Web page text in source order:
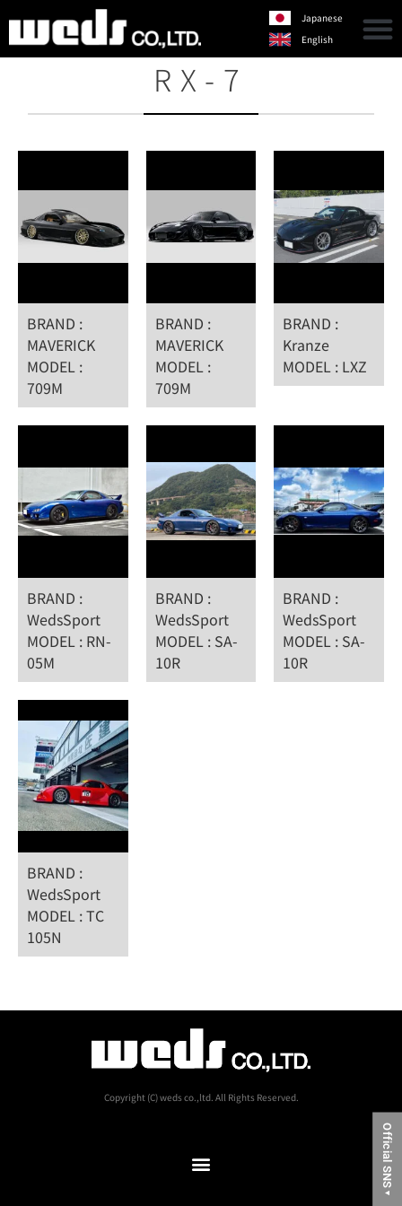
Official SNS
▼
Japanese
English
RX-7
BRAND :
MAVERICK
MODEL :
709M
BRAND :
MAVERICK
MODEL :
709M
BRAND :
Kranze
MODEL : LXZ
BRAND :
WedsSport
MODEL : RN-
05M
BRAND :
WedsSport
MODEL : SA-
10R
BRAND :
WedsSport
MODEL : SA-
10R
BRAND :
WedsSport
MODEL : TC
105N
Copyright (C) weds co.,ltd. All Rights Reserved.